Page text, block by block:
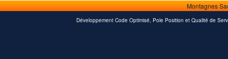
Montagnes
Développement Code Optimisé, Pole Position et Qualité de